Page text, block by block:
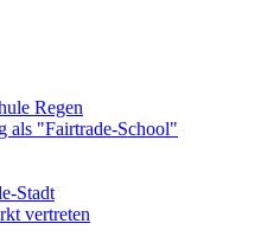
Regen
als "Fairtrade-School"
Stadt
vertreten